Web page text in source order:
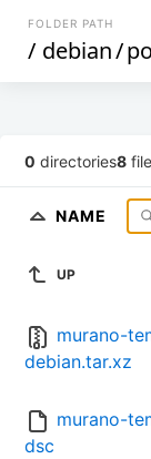
FOLDER PATH
/ debian/
0 directories8
NAME
UP
murano-
debian.tar.xz
murano-
dsc